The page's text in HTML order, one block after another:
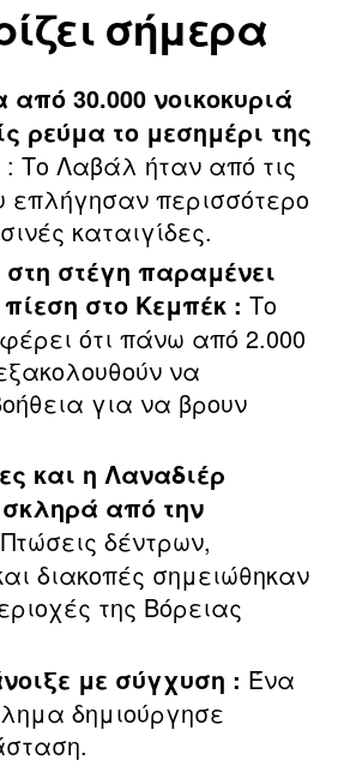
σήμερα
από 30.000 νοικοκυριά
ρεύμα το μεσημέρι της
: Το Λαβάλ ήταν από τις
επλήγησαν περισσότερο
καταιγίδες.
στέγη παραμένει
στο Κεμπέκ : Το
ότι πάνω από 2.000
να
για να βρουν
και η Λαναδιέρ
από την
Πτώσεις δέντρων,
διακοπές σημειώθηκαν
της Βόρειας
με σύγχυση : Ένα
δημιούργησε